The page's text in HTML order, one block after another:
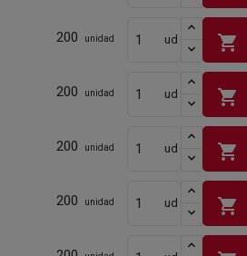
200 unidad ud shopping_cart
200 unidad ud shopping_cart
200 unidad ud shopping_cart
200 unidad ud shopping_cart